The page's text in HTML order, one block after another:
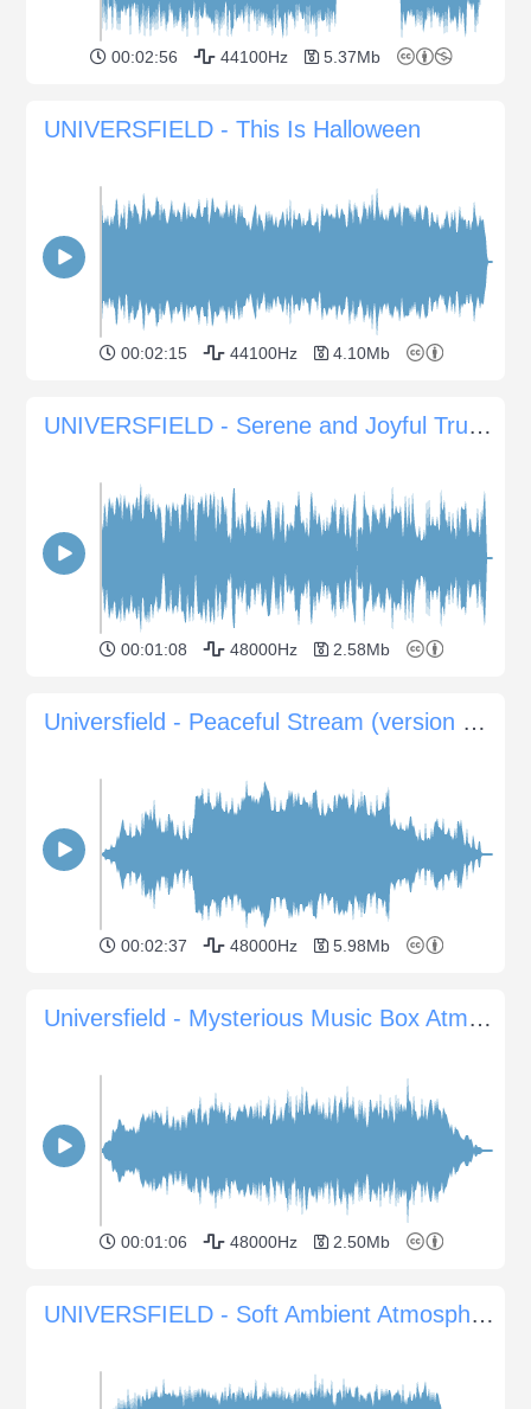
00:02:56 44100Hz 5.37Mb
UNIVERSFIELD - This Is Halloween
00:02:15 44100Hz 4.10Mb
UNIVERSFIELD - Serene and Joyful Trumpet for Uplifting Moments
00:01:08 48000Hz 2.58Mb
Universfield - Peaceful Stream (version without piano)
00:02:37 48000Hz 5.98Mb
Universfield - Mysterious Music Box Atmosphere
00:01:06 48000Hz 2.50Mb
UNIVERSFIELD - Soft Ambient Atmosphere for Nature Documentaries